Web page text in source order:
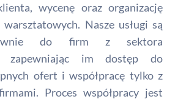
wycenę oraz organizację
Nasze usługi są
do firm z sektora
zapewniając im dostęp do
ofert i współpracę tylko z
Proces współpracy jest